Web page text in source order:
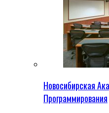
Новосибирская
Программирования